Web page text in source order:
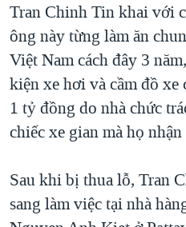
Tran Chinh Tin khai với
ông này từng làm ăn
Việt Nam cách đây 3
kiện xe hơi và cầm đồ
1 tỷ đồng do nhà chức
chiếc xe gian mà họ nhận
Sau khi bị thua lỗ, Tran
sang làm việc tại nhà